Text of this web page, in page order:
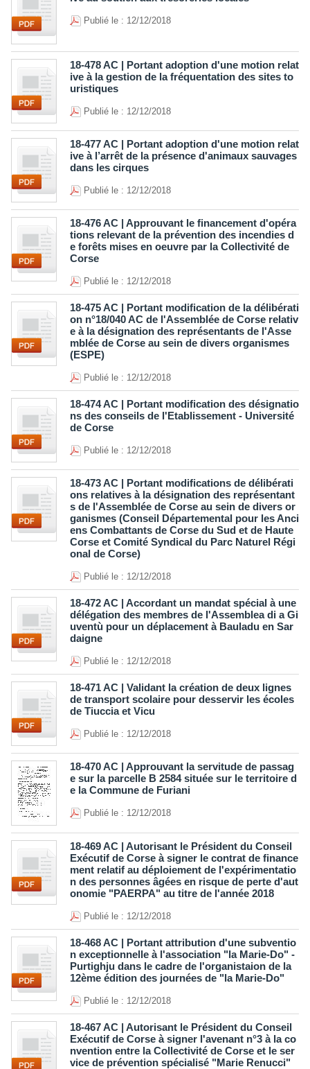
Publié le : 12/12/2018
18-478 AC | Portant adoption d'une motion relat
ive à la gestion de la fréquentation des sites to
uristiques
Publié le : 12/12/2018
18-477 AC | Portant adoption d'une motion relat
ive à l’arrêt de la présence d'animaux sauvages
dans les cirques
Publié le : 12/12/2018
18-476 AC | Approuvant le financement d'opéra
tions relevant de la prévention des incendies d
e forêts mises en oeuvre par la Collectivité de
Corse
Publié le : 12/12/2018
18-475 AC | Portant modification de la délibérati
on n°18/040 AC de l'Assemblée de Corse relativ
e à la désignation des représentants de l'Asse
mblée de Corse au sein de divers organismes
(ESPE)
Publié le : 12/12/2018
18-474 AC | Portant modification des désignatio
ns des conseils de l'Etablissement - Université
de Corse
Publié le : 12/12/2018
18-473 AC | Portant modifications de délibérati
ons relatives à la désignation des représentant
s de l'Assemblée de Corse au sein de divers or
ganismes (Conseil Départemental pour les Anci
ens Combattants de Corse du Sud et de Haute
Corse et Comité Syndical du Parc Naturel Régi
onal de Corse)
Publié le : 12/12/2018
18-472 AC | Accordant un mandat spécial à une
délégation des membres de l'Assemblea di a Gi
uventù pour un déplacement à Bauladu en Sar
daigne
Publié le : 12/12/2018
18-471 AC | Validant la création de deux lignes
de transport scolaire pour desservir les écoles
de Tiuccia et Vicu
Publié le : 12/12/2018
18-470 AC | Approuvant la servitude de passag
e sur la parcelle B 2584 située sur le territoire d
e la Commune de Furiani
Publié le : 12/12/2018
18-469 AC | Autorisant le Président du Conseil
Exécutif de Corse à signer le contrat de finance
ment relatif au déploiement de l'expérimentatio
n des personnes âgées en risque de perte d'aut
onomie "PAERPA" au titre de l'année 2018
Publié le : 12/12/2018
18-468 AC | Portant attribution d'une subventio
n exceptionnelle à l'association "la Marie-Do" -
Purtighju dans le cadre de l'organistaion de la
12ème édition des journées de "la Marie-Do"
Publié le : 12/12/2018
18-467 AC | Autorisant le Président du Conseil
Exécutif de Corse à signer l'avenant n°3 à la co
nvention entre la Collectivité de Corse et le ser
vice de prévention spécialisé "Marie Renucci"